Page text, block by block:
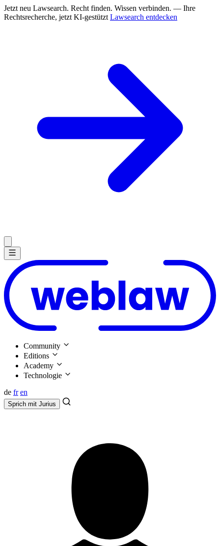
Jetzt neu Lawsearch. Recht finden. Wissen verbinden. — Ihre
Rechtsrecherche, jetzt KI-gestützt Lawsearch entdecken
Community
Editions
Academy
Technologie
de fr en
Sprich mit Jurius